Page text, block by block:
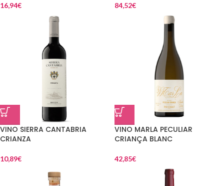
16,94€ 84,52€
VINO SIERRA CANTABRIA
CRIANZA
10,89€
VINO MARLA PECULIAR
CRIANÇA BLANC
42,85€